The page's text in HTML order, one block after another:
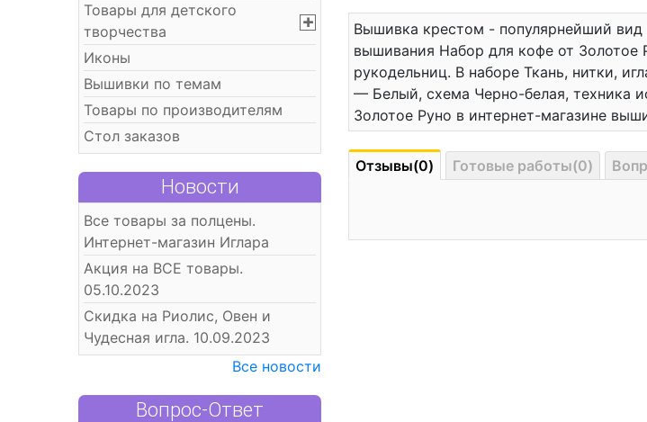
Товары для детского
творчества
Иконы
Вышивки по темам
Товары по производителям
Стол заказов
Новости
Все товары за полцены.
Интернет-магазин Иглара
Акция на ВСЕ товары.
05.10.2023
Скидка на Риолис, Овен и
Чудесная игла. 10.09.2023
Все новости
Вопрос-Ответ
Вышивка крестом - популярнейший
вышивания Набор для кофе от
рукодельниц. В наборе Ткань, нитки,
— Белый, схема Черно-белая, техника
Золотое Руно в интернет-магазине
Отзывы(0) Готовые работы(0)